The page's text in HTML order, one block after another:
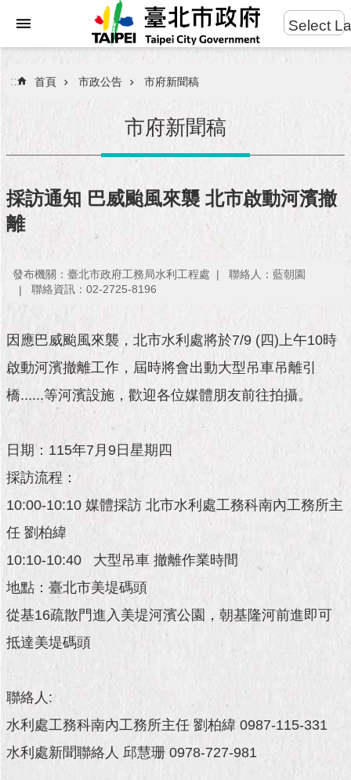
進
搜
民
服
務
府
團
隊
政
公
告
施
政
願
及
成
果
市
資
料
館
發
現
臺
Select
::: 首頁 市政公告 市府新聞稿
市府新聞稿
採訪通知 巴威颱風來襲 北市啟動河濱撤
離
發布機關：臺北市政府工務局水利工程處
聯絡人：藍朝園
聯絡資訊：02-2725-8196
因應巴威颱風來襲，北市水利處將於7/9 (四)上午10時
啟動河濱撤離工作，屆時將會出動大型吊車吊離引
橋......等河濱設施，歡迎各位媒體朋友前往拍攝。
日期：115年7月9日星期四
採訪流程：
10:00-10:10 媒體採訪 北市水利處工務科南內工務所主
任 劉柏緯
10:10-10:40 大型吊車 撤離作業時間
地點：臺北市美堤碼頭
從基16疏散門進入美堤河濱公園，朝基隆河前進即可
抵達美堤碼頭
聯絡人:
水利處工務科南內工務所主任 劉柏緯 0987-115-331
水利處新聞聯絡人 邱慧珊 0978-727-981